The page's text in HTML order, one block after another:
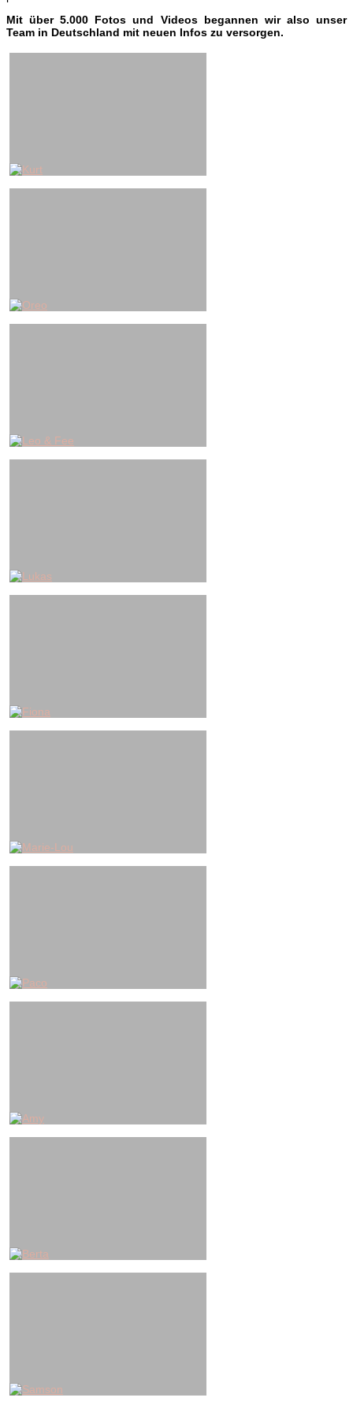
Mit über 5.000 Fotos und Videos begannen wir also unser
Team in Deutschland mit neuen Infos zu versorgen.